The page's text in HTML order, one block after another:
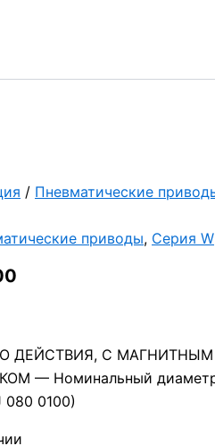
/ Пневматические
приводы, Серия W
ДЕЙСТВИЯ, С
— Номинальный диаметр
080 0100)